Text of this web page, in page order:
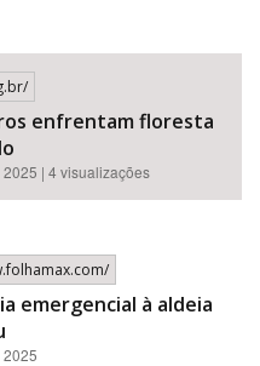
enfrentam floresta
| 4 visualizações
emergencial à aldeia